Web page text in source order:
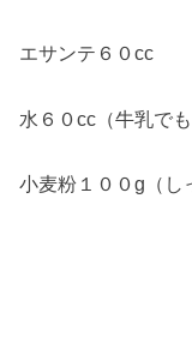
エサンテ６０cc
水６０cc（牛乳でも
小麦粉１００g（し